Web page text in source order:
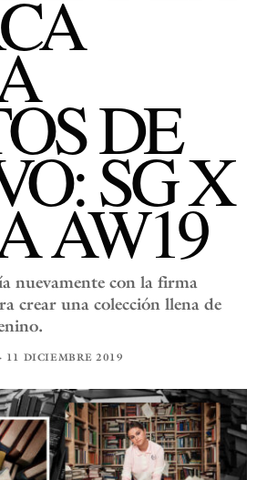
DE
SG X
AW19
nuevamente con la firma
crear una colección llena de
11 DICIEMBRE 2019